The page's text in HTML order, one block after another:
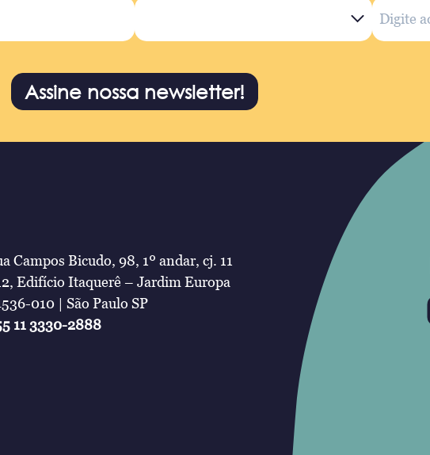
Assine nossa newsletter!
Campos Bicudo, 98, 1º andar, cj. 11
Edifício Itaquerê – Jardim Europa
010 | São Paulo SP
11 3330-2888